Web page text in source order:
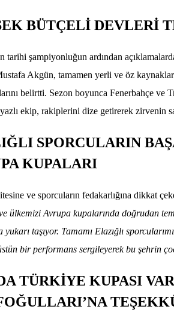
BÜTÇELİ DEVLERİ
tarihi şampiyonluğun ardından
Akgün, tamamen yerli ve öz
belirtti. Sezon boyunca Fenerbahçe ve
ekip, rakiplerini dize getirerek zirvenin
SPORCULARIN
KUPALARI
ve sporcuların fedakarlığına dikkat
ülkemizi Avrupa kupalarında doğrudan
yukarı taşıyor. Tamamı Elazığlı
bir performans sergileyerek bu şehrin
TÜRKİYE KUPASI